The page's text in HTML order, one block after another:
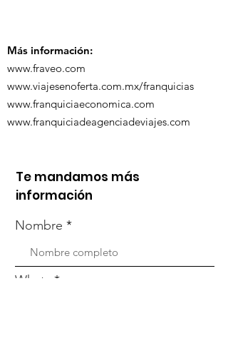
Más información:
www.fraveo.com
www.viajesenoferta.com.mx/franquicias
www.franquiciaeconomica.com
www.franquiciadeagenciadeviajes.com
Te mandamos más
información
Nombre
Whats